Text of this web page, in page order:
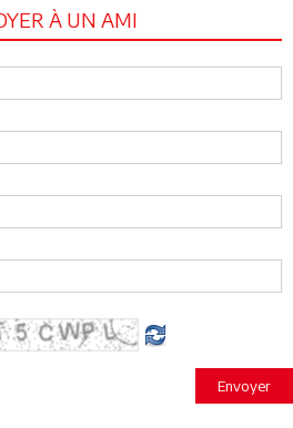
À UN AMI
Envoyer